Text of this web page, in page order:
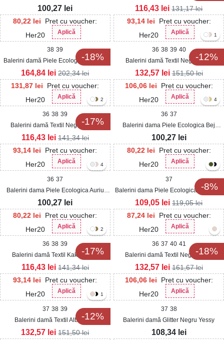
Albastru Masyn
80,22 lei
Pret cu voucher:
Her20
Aplică
100,27 lei
93,14 lei
Pret cu voucher:
Her20
Aplică
116,43 lei 131,17lei
-18%
38 39
Balerini damă Piele Ecologica Albastri
Rosemary
131,87 lei
Pret cu voucher:
Her20
Aplică
164,84 lei 202,34lei
-12%
1
36 38 39 40
Balerini damă Textil Negri Joule
106,06 lei
Pret cu voucher:
Her20
Aplică
132,57 lei 151,50lei
-17%
2
36 38 39
Balerini damă Textil Negri Kihara
93,14 lei
Pret cu voucher:
Her20
Aplică
116,43 lei 141,34lei
4
36 37
Balerini dama Piele Ecologica Bej
Yazan
80,22 lei
Pret cu voucher:
Her20
Aplică
100,27 lei
4
36 37
Balerini dama Piele Ecologica Auriu
Yazan
80,22 lei
Pret cu voucher:
Her20
Aplică
100,27 lei
-8%
37
Balerini dama Piele Ecologica Bej Kayn
87,24 lei
Pret cu voucher:
Her20
Aplică
109,05 lei 119,05lei
-17%
2
36 38 39
Balerini damă Textil Kaki Kihara
93,14 lei
Pret cu voucher:
Her20
Aplică
116,43 lei 141,34lei
-18%
36 37 40 41
Balerini damă Textil Negri Aksha
106,06 lei
Pret cu voucher:
Her20
Aplică
132,57 lei 161,67lei
-12%
1
37 38 39
Balerini damă Textil Albi Joule
132,57 lei 151,50lei
37 38
Balerini damă Glitter Negru Yessy
108,34 lei